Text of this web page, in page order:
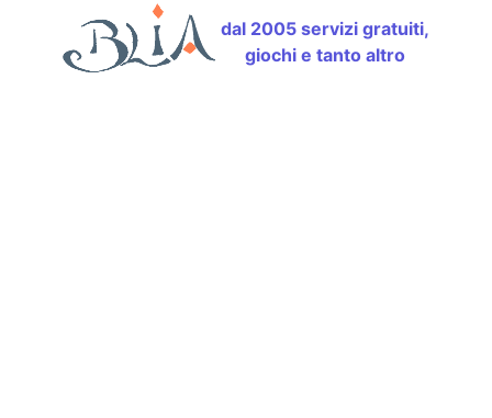
dal 2005 servizi gratuiti,
giochi e tanto altro